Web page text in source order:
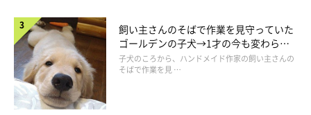
一緒になって口を動かす可愛いむうちゃんに、Twitterユーザー
さんからは「むうちゃんの食べっぷりは気持ちいいよ」「むうち
ゃんがけなげで可愛すぎます」「真似をしてるのかな？ 面白
い」との声が寄せられています！
飼い主さんのそばで作業を見守っていた
ゴールデンの子犬→1才の今も変わらな
い“見守り隊”の姿にほっこり
子犬のころから、ハンドメイド作家の飼い主さんの
そばで作業を見 …